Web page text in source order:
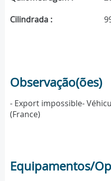
Cilindrada :
Observação(ões)
- Export impossible-
(France)
Equipamentos/